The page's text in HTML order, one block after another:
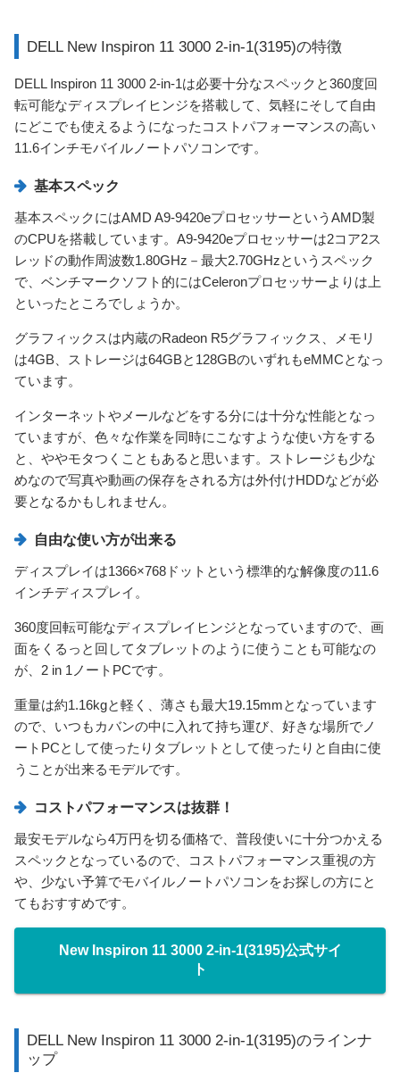
DELL New Inspiron 11 3000 2-in-1(3195)の特徴
DELL Inspiron 11 3000 2-in-1は必要十分なスペックと360度回
転可能なディスプレイヒンジを搭載して、気軽にそして自由
にどこでも使えるようになったコストパフォーマンスの高い
11.6インチモバイルノートパソコンです。
基本スペック
基本スペックにはAMD A9-9420eプロセッサーというAMD製
のCPUを搭載しています。A9-9420eプロセッサーは2コア2ス
レッドの動作周波数1.80GHz－最大2.70GHzというスペック
で、ベンチマークソフト的にはCeleronプロセッサーよりは上
といったところでしょうか。
グラフィックスは内蔵のRadeon R5グラフィックス、メモリ
は4GB、ストレージは64GBと128GBのいずれもeMMCとなっ
ています。
インターネットやメールなどをする分には十分な性能となっ
ていますが、色々な作業を同時にこなすような使い方をする
と、ややモタつくこともあると思います。ストレージも少な
めなので写真や動画の保存をされる方は外付けHDDなどが必
要となるかもしれません。
自由な使い方が出来る
ディスプレイは1366×768ドットという標準的な解像度の11.6
インチディスプレイ。
360度回転可能なディスプレイヒンジとなっていますので、画
面をくるっと回してタブレットのように使うことも可能なの
が、2 in 1ノートPCです。
重量は約1.16kgと軽く、薄さも最大19.15mmとなっています
ので、いつもカバンの中に入れて持ち運び、好きな場所でノ
ートPCとして使ったりタブレットとして使ったりと自由に使
うことが出来るモデルです。
コストパフォーマンスは抜群！
最安モデルなら4万円を切る価格で、普段使いに十分つかえる
スペックとなっているので、コストパフォーマンス重視の方
や、少ない予算でモバイルノートパソコンをお探しの方にと
てもおすすめです。
New Inspiron 11 3000 2-in-1(3195)公式サイ
ト
DELL New Inspiron 11 3000 2-in-1(3195)のラインナ
ップ